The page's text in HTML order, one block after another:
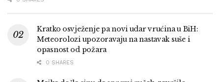
Kratko osvježenje pa novi udar vrućina u BiH:
Meteorolozi upozoravaju na nastavak suše i
opasnost od požara
0 SHARES